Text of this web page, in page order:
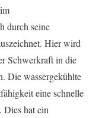
durch seine
Hier wird
Schwerkraft in die
Die wassergekühlte
eine schnelle
Dies hat ein